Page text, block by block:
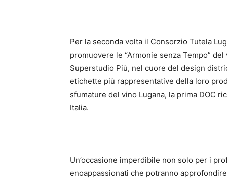
Per la seconda volta il Consorzio Tutela
promuovere le “Armonie senza Tempo”
Superstudio Più, nel cuore del design
etichette più rappresentative della loro
sfumature del vino Lugana, la prima DOC
Italia.
Un’occasione imperdibile non solo per i
enoappassionati che potranno